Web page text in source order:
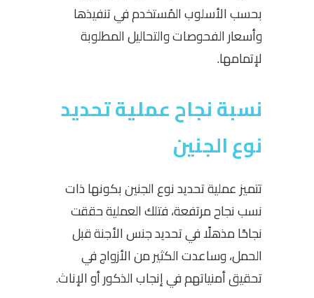
بحسب الأسلوب المُستخدم في تنفيذها
وأسعار الفحوصات والتحاليل المطلوبة
لإتمامها.
نسبة نجاح عملية تحديد
نوع الجنين
تتميز عملية تحديد نوع الجنين بكونها ذات
نسب نجاح مرتفعة، فتلك العملية حققت
نجاحًا مذهلًا في تحديد جنس الأجنة قبل
الحمل، وساعدت الكثير من الأزواج في
تحقيق أمنياتهم في إنجاب الذكور أو الإناث.